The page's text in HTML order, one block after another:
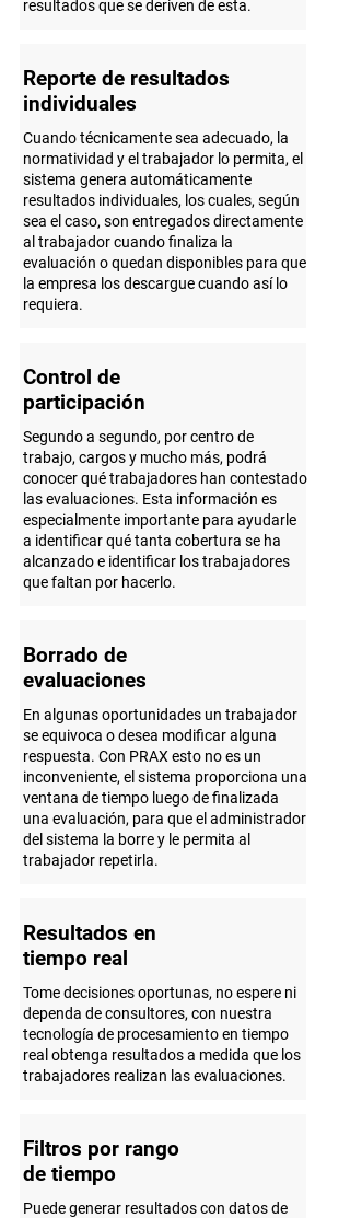
resultados que se deriven de esta.
Reporte de resultados
individuales
Cuando técnicamente sea adecuado, la
normatividad y el trabajador lo permita, el
sistema genera automáticamente
resultados individuales, los cuales, según
sea el caso, son entregados directamente
al trabajador cuando finaliza la
evaluación o quedan disponibles para que
la empresa los descargue cuando así lo
requiera.
Control de
participación
Segundo a segundo, por centro de
trabajo, cargos y mucho más, podrá
conocer qué trabajadores han contestado
las evaluaciones. Esta información es
especialmente importante para ayudarle
a identificar qué tanta cobertura se ha
alcanzado e identificar los trabajadores
que faltan por hacerlo.
Borrado de
evaluaciones
En algunas oportunidades un trabajador
se equivoca o desea modificar alguna
respuesta. Con PRAX esto no es un
inconveniente, el sistema proporciona una
ventana de tiempo luego de finalizada
una evaluación, para que el administrador
del sistema la borre y le permita al
trabajador repetirla.
Resultados en
tiempo real
Tome decisiones oportunas, no espere ni
dependa de consultores, con nuestra
tecnología de procesamiento en tiempo
real obtenga resultados a medida que los
trabajadores realizan las evaluaciones.
Filtros por rango
de tiempo
Puede generar resultados con datos de